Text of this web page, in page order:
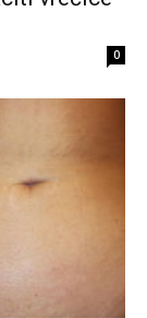
0